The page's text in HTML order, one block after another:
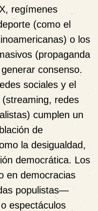
regímenes
(como el
o los
(propaganda
consenso.
sociales y el
redes
cumplen un
de
la desigualdad,
democrática. Los
en democracias
populistas—
espectáculos